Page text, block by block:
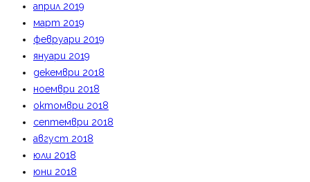
април 2019
март 2019
февруари 2019
януари 2019
декември 2018
ноември 2018
октомври 2018
септември 2018
август 2018
юли 2018
юни 2018